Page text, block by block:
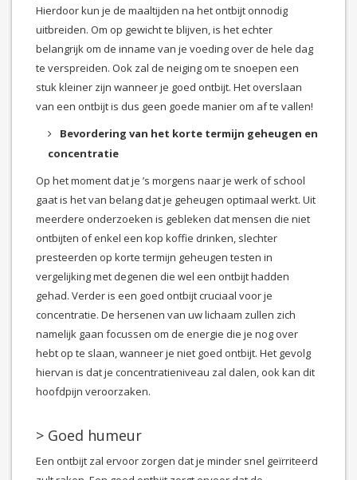
Hierdoor kun je de maaltijden na het ontbijt onnodig
uitbreiden. Om op gewicht te blijven, is het echter
belangrijk om de inname van je voeding over de hele dag
te verspreiden. Ook zal de neiging om te snoepen een
stuk kleiner zijn wanneer je goed ontbijt. Het overslaan
van een ontbijt is dus geen goede manier om af te vallen!
Bevordering van het korte termijn geheugen en
concentratie
Op het moment dat je ’s morgens naar je werk of school
gaat is het van belang dat je geheugen optimaal werkt. Uit
meerdere onderzoeken is gebleken dat mensen die niet
ontbijten of enkel een kop koffie drinken, slechter
presteerden op korte termijn geheugen testen in
vergelijking met degenen die wel een ontbijt hadden
gehad. Verder is een goed ontbijt cruciaal voor je
concentratie. De hersenen van uw lichaam zullen zich
namelijk gaan focussen om de energie die je nog over
hebt op te slaan, wanneer je niet goed ontbijt. Het gevolg
hiervan is dat je concentratieniveau zal dalen, ook kan dit
hoofdpijn veroorzaken.
> Goed humeur
Een ontbijt zal ervoor zorgen dat je minder snel geïrriteerd